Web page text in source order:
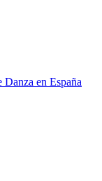
Danza en España